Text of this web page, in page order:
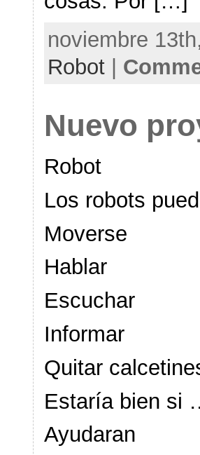
noviembre
Robot
Nuevo
Robot
Los robots
Moverse
Hablar
Escuchar
Informar
Quitar
Estaría bien si
Ayudaran